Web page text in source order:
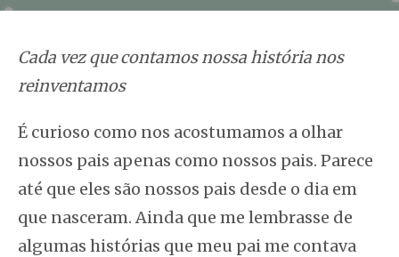
Cada vez que contamos nossa história nos
reinventamos
É curioso como nos acostumamos a olhar
nossos pais apenas como nossos pais. Parece
até que eles são nossos pais desde o dia em
que nasceram. Ainda que me lembrasse de
algumas histórias que meu pai me contava